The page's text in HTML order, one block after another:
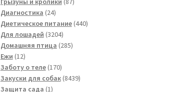
Диагностика 2424
товара
Диетическое питание 440440
Для лошадей 32043204
товара
Домашняя птица 285285
Ежи 1212
товаров
Заботу о теле 170170
товаров
Закуски для собак 84398439
Защита сада 11